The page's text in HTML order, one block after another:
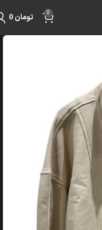
0 تومان